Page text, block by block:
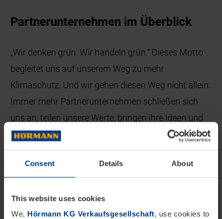
Consent Details About
This website uses cookies
We, Hörmann KG Verkaufsgesellschaft, use cookies to
Partnerunternehmen im Überblick
„Wir denken grün. Wir handeln grün.“ Dieses Motto
begleitet uns auf unserem Weg zu mehr
Klimaschutz. Und wir gehen diesen Weg nicht allein:
Immer mehr Partnerunternehmen schließen sich
uns an, teilen unsere Werte, bringen ihre Ideen und
ihr Know-how ein.
Auf dieser Seite stellen wir einige dieser engagierten
Unternehmen vor. Ihre Beiträge – ob CO₂-neutrale
Lösungen für Recycling und Ressourcenschonung